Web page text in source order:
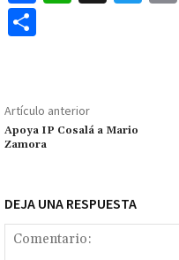
o
k
p
p
p
ar
Artículo anterior
Apoya IP Cosalá a Mario
Zamora
DEJA UNA RESPUESTA